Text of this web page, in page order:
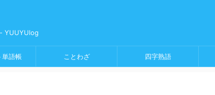
YUUYUlog
単語帳 ことわざ 四字熟語